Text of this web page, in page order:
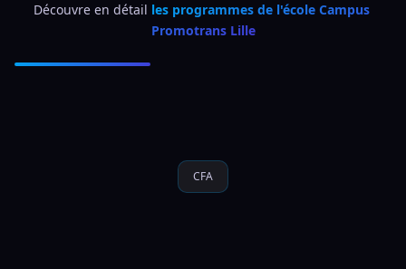
Découvre en détail les programmes de l'école Campus
Promotrans Lille
CFA